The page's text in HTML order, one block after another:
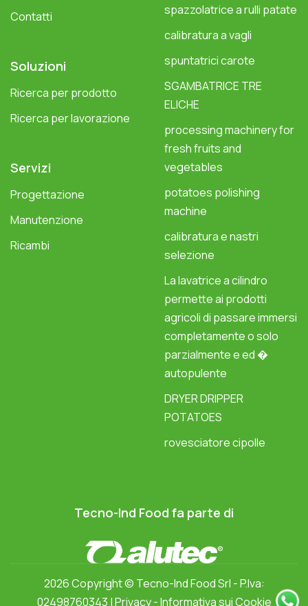
Contatti
Soluzioni
Ricerca per prodotto
Ricerca per lavorazione
Servizi
Progettazione
Manutenzione
Ricambi
spazzolatrice a rulli patate
calibratura a vagli
spuntatrici carote
SGAMBATRICE TRE
ELICHE
processing machinery for
fresh fruits and
vegetables
potatoes polishing
machine
calibratura e nastri
selezione
La lavatrice a cilindro
permette ai prodotti
agricoli di passare immersi
completamente o solo
parzialmente e ed �
autopulente
DRYER DRIPPER
POTATOES
rovesciatore cipolle
Tecno-Ind Food fa parte di
2026 Copyright © Tecno-Ind Food Srl - P.Iva:
02498760343 |Privacy-Informativa sui Cookie